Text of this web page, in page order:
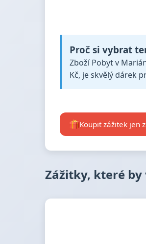
Proč si vybrat
Zboží Pobyt v
Kč, je skvělý dárek
Koupit zážitek jen
Zážitky, které